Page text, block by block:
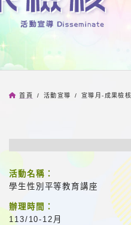
首頁 / 活動宣導 / 宣導月-成果檢
活動名稱：
學生性別平等教育講座
辦理時間：
113/10-12月